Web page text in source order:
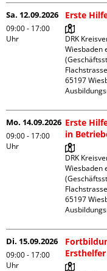
Sa. 12.09.2026
09:00 - 17:00
Uhr
Erste
DRK
Wiesbaden
65197
Mo. 14.09.2026
09:00 - 17:00
Uhr
Erste
in
DRK
Wiesbaden
65197
Di. 15.09.2026
09:00 - 17:00
Uhr